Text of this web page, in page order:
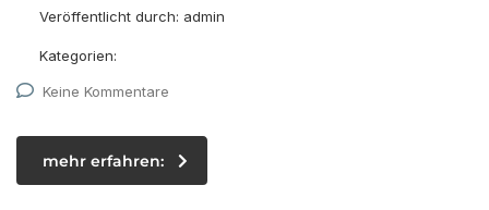
Veröffentlicht durch: admin
Kategorien:
Keine Kommentare
mehr erfahren: